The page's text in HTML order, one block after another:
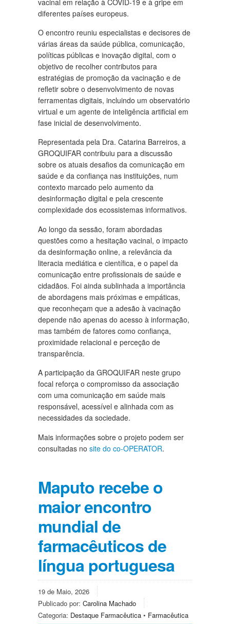
diferentes países europeus.
O encontro reuniu especialistas e decisores de
várias áreas da saúde pública, comunicação,
políticas públicas e inovação digital, com o
objetivo de recolher contributos para
estratégias de promoção da vacinação e de
refletir sobre o desenvolvimento de novas
ferramentas digitais, incluindo um observatório
virtual e um agente de inteligência artificial em
fase inicial de desenvolvimento.
Representada pela Dra. Catarina Barreiros, a
GROQUIFAR contribuiu para a discussão
sobre os atuais desafios da comunicação em
saúde e da confiança nas instituições, num
contexto marcado pelo aumento da
desinformação digital e pela crescente
complexidade dos ecossistemas informativos.
Ao longo da sessão, foram abordadas
questões como a hesitação vacinal, o impacto
da desinformação online, a relevância da
literacia mediática e científica, e o papel da
comunicação entre profissionais de saúde e
cidadãos. Foi ainda sublinhada a importância
de abordagens mais próximas e empáticas,
que reconheçam que a adesão à vacinação
depende não apenas do acesso à informação,
mas também de fatores como confiança,
proximidade relacional e perceção de
transparência.
A participação da GROQUIFAR neste grupo
focal reforça o compromisso da associação
com uma comunicação em saúde mais
responsável, acessível e alinhada com as
necessidades da sociedade.
Mais informações sobre o projeto podem ser
consultadas no site do co-OPERATOR.
Maputo recebe o
maior encontro
mundial de
farmacêuticos de
língua portuguesa
19 de Maio, 2026
Publicado por: Carolina Machado
Categoria: Destaque Farmacêutica • Farmacêutica